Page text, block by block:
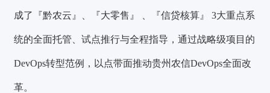
成了『黔农云』、『大零售』 、『信贷核算』 3大重点系
统的全面托管、试点推行与全程指导，通过战略级项目的
DevOps转型范例，以点带面推动贵州农信DevOps全面改
革。